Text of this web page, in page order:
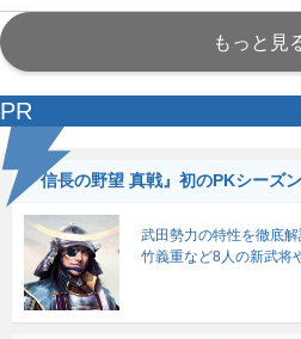
もっと見
PR
『信長の野望 真戦』初のPKシーズ
武田勢力の特性を徹底
竹義重など8人の新武将